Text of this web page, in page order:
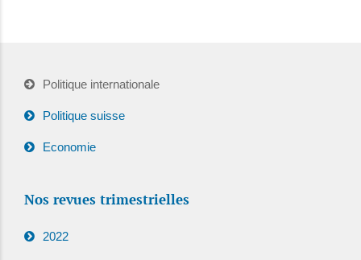
Politique internationale
Politique suisse
Economie
Nos revues trimestrielles
2022